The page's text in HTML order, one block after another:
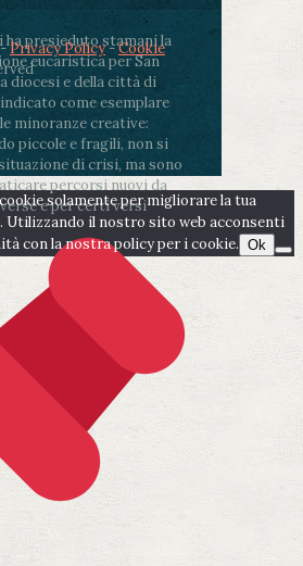
presieduto stamani la
eucaristica per San
diocesi e della città di
indicato come esemplare
minoranze creative:
piccole e fragili, non si
di crisi, ma sono
percorsi nuovi da
e per certi versi
-Privacy Policy-Cookie
solamente per migliorare la tua
Utilizzando il nostro sito web acconsenti
con la nostra policy per i cookie. Ok